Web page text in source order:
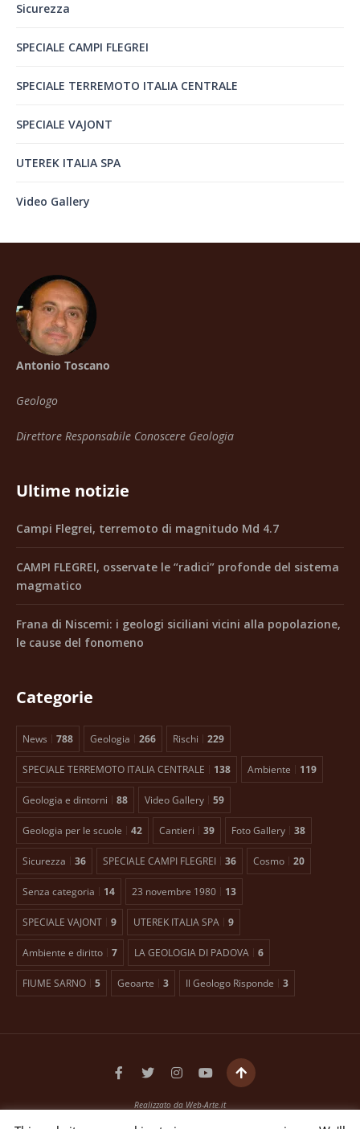
Sicurezza
SPECIALE CAMPI FLEGREI
SPECIALE TERREMOTO ITALIA CENTRALE
SPECIALE VAJONT
UTEREK ITALIA SPA
Video Gallery
Antonio Toscano
Geologo
Direttore Responsabile Conoscere Geologia
Ultime notizie
Campi Flegrei, terremoto di magnitudo Md 4.7
CAMPI FLEGREI, osservate le “radici” profonde del sistema
magmatico
Frana di Niscemi: i geologi siciliani vicini alla popolazione,
le cause del fonomeno
Categorie
News 788 Geologia 266 Rischi 229
SPECIALE TERREMOTO ITALIA CENTRALE 138 Ambiente 119
Geologia e dintorni 88 Video Gallery 59
Geologia per le scuole 42 Cantieri 39 Foto Gallery 38
Sicurezza 36 SPECIALE CAMPI FLEGREI 36 Cosmo 20
Senza categoria 14 23 novembre 1980 13
SPECIALE VAJONT 9 UTEREK ITALIA SPA 9
Ambiente e diritto 7 LA GEOLOGIA DI PADOVA 6
FIUME SARNO 5 Geoarte 3 Il Geologo Risponde 3
Realizzato da Web-Arte.it